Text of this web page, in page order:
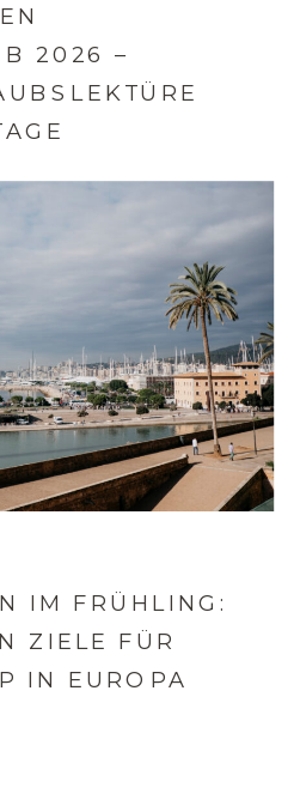
2026 –
IM FRÜHLING:
ZIELE FÜR
IN EUROPA